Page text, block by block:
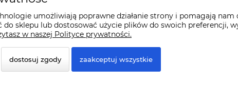
umożliwiają poprawne działanie strony i pomagają
sklepu lub dostosować użycie plików do swoich preferencji,
w naszej Polityce prywatności.
dostosuj zgody zaakceptuj wszystkie